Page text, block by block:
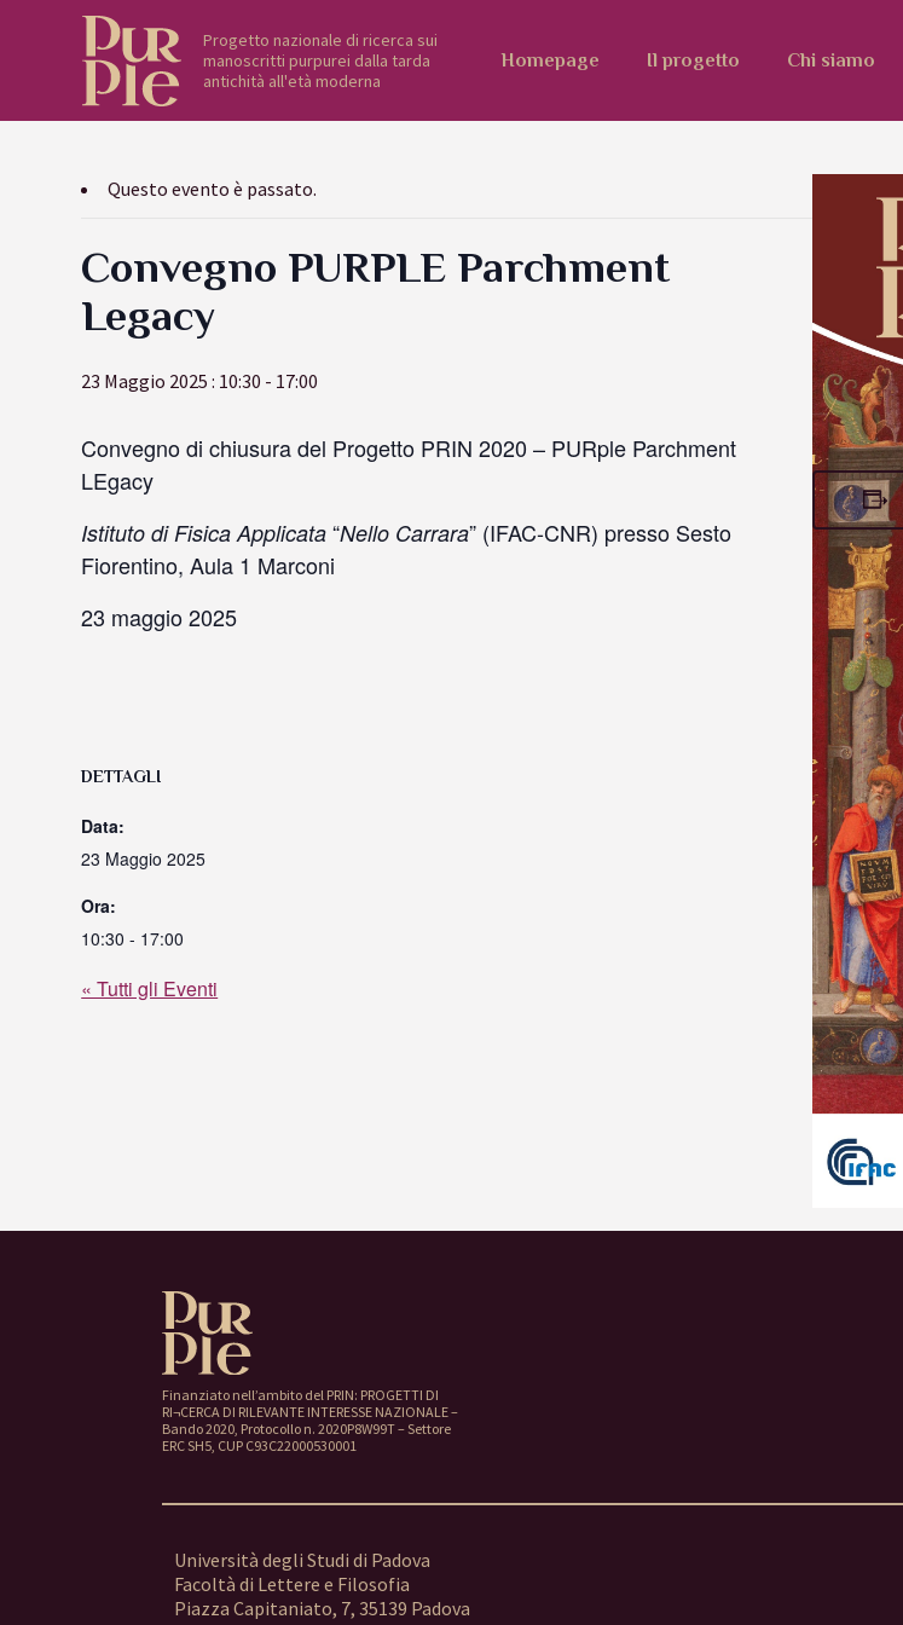
Progetto nazionale di ricerca sui
manoscritti purpurei dalla tarda
antichità all'età moderna
Homepage Il progetto Chi siamo
« Tutti gli Eventi
Questo evento è passato.
Convegno PURPLE Parchment
Legacy
23 Maggio 2025 : 10:30 - 17:00
Convegno di chiusura del Progetto PRIN 2020 – PURple Parchment
LEgacy
Istituto di Fisica Applicata “Nello Carrara” (IFAC-CNR) presso Sesto
Fiorentino, Aula 1 Marconi
23 maggio 2025
DETTAGLI
Data:
23 Maggio 2025
Ora:
10:30 - 17:00
Finanziato nell’ambito del PRIN: PROGETTI DI
RI¬CERCA DI RILEVANTE INTERESSE NAZIONALE –
Bando 2020, Protocollo n. 2020P8W99T – Settore
ERC SH5, CUP C93C22000530001
Università degli Studi di Padova
Facoltà di Lettere e Filosofia
Piazza Capitaniato, 7, 35139 Padova